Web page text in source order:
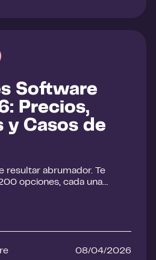
Software
Precios,
y Casos de
resultar abrumador. Te
opciones, cada una…
08/04/2026